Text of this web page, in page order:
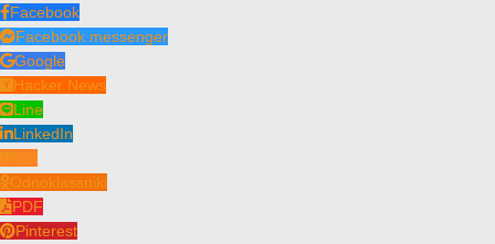
Facebook
Facebook messenger
Google
Hacker News
Line
LinkedIn
Odnoklassniki
PDF
Pinterest